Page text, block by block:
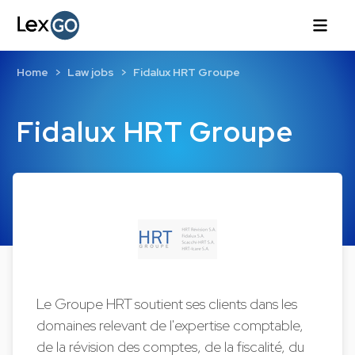
Fidalux HRT Groupe
Home Law jobs Fidalux HRT Groupe
Le Groupe HRT soutient ses clients dans les
domaines relevant de l'expertise comptable,
de la révision des comptes, de la fiscalité, du